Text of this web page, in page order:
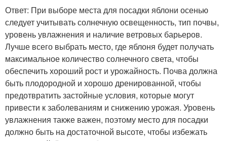
Ответ: При выборе места для посадки яблони осенью
следует учитывать солнечную освещенность, тип почвы,
уровень увлажнения и наличие ветровых барьеров.
Лучше всего выбрать место, где яблоня будет получать
максимальное количество солнечного света, чтобы
обеспечить хороший рост и урожайность. Почва должна
быть плодородной и хорошо дренированной, чтобы
предотвратить застойные условия, которые могут
привести к заболеваниям и снижению урожая. Уровень
увлажнения также важен, поэтому место для посадки
должно быть на достаточной высоте, чтобы избежать